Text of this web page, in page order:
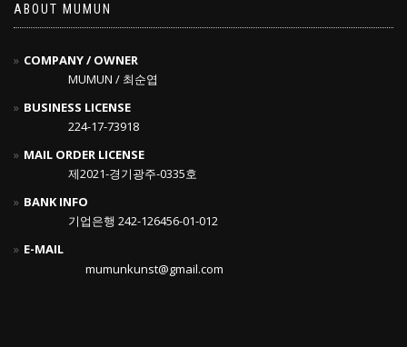
ABOUT MUMUN
COMPANY / OWNER
MUMUN / 최순엽
BUSINESS LICENSE
224-17-73918
MAIL ORDER LICENSE
제2021-경기광주-0335호
BANK INFO
기업은행 242-126456-01-012
E-MAIL
mumunkunst@gmail.com